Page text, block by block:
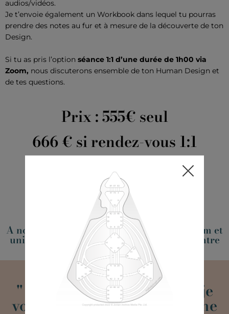
audios/vidéos.
Je t’envoie également un Workbook dans lequel tu pourras
prendre des notes au fur et à mesure de la découverte de ton
Design.
Si tu as pris l’option séance 1:1 d’une durée de 1h00 via
Zoom, nous discuterons ensemble de ton Human Design et
de tes questions.
Prix : 555€ seul
666 € si rendez-vous 1:1
A noter : les rendez-vous 1:1 se font via zoom et
uniquement le mardi, mercredi et jeudi entre
11h et 15h
" Ne croyez rien de ce que je
vous dis, faites-en vous-même